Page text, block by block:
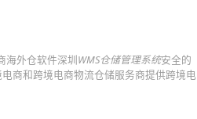
海外仓软件深圳WMS仓储管理系统安全的
商和跨境电商物流仓储服务商提供跨境电